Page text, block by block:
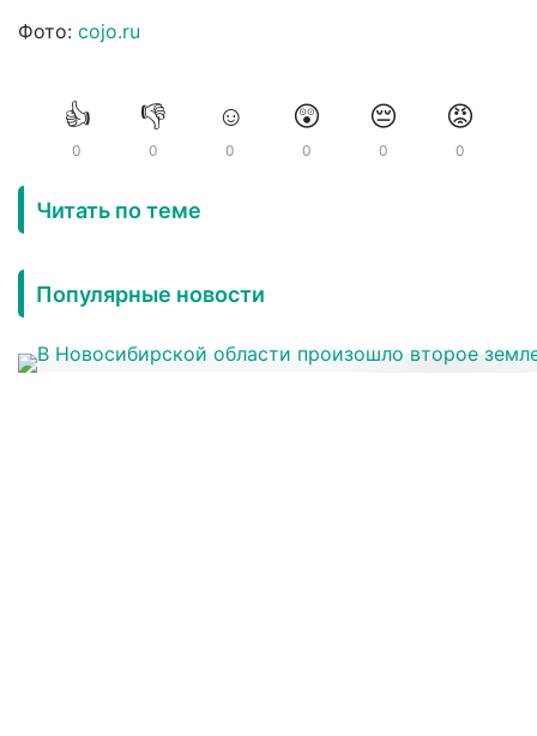
Фото: cojo.ru
👍
0
👎
0
☺️
0
😲
0
😔
0
😡
0
Читать по теме
Популярные новости